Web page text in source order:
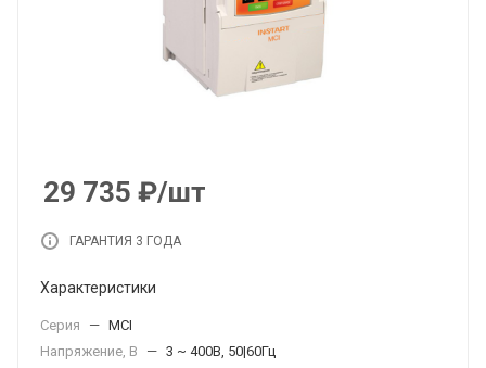
29 735 ₽/шт
ГАРАНТИЯ 3 ГОДА
Характеристики
Серия — MCI
Напряжение, В
— 3 ~ 400В, 50|60Гц